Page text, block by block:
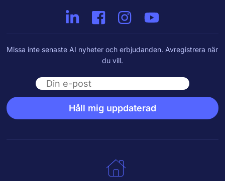
Missa inte senaste AI nyheter och erbjudanden. Avregistrera när
du vill.
Email
Håll mig uppdaterad